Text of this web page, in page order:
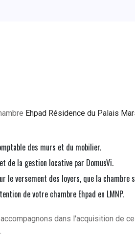
Ehpad Résidence du Palais
des murs et du mobilier.
de la gestion locative par DomusVi.
versement des loyers, que la chambre
de votre chambre Ehpad en LMNP.
dans l'acquisition de